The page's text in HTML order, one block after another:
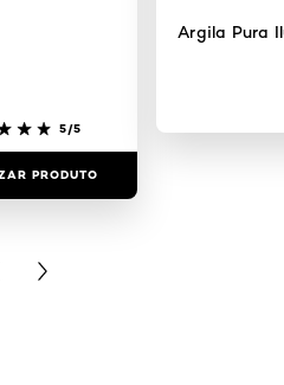
5/5
PRODUTO
Argila Pura
CARD
NEXT CARD